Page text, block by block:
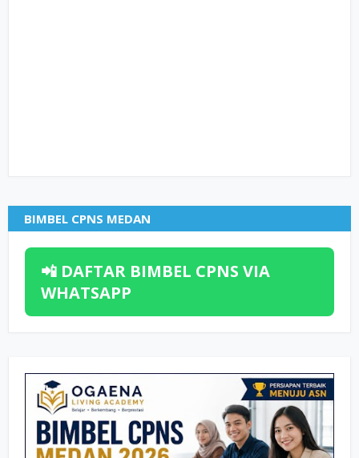
BIMBEL CPNS MEDAN
📲 DAFTAR BIMBEL CPNS VIA
WHATSAPP